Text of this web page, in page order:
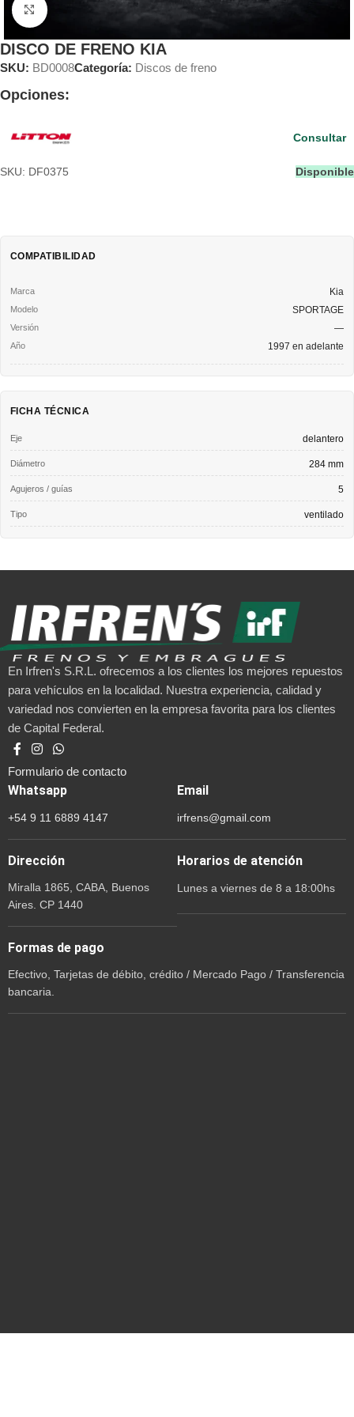
Clic para ampliar
DISCO DE FRENO KIA
SKU: BD0008Categoría: Discos de freno
Opciones:
SKU: DF0375 Disponible
Consultar
COMPATIBILIDAD
Kia
SPORTAGE
—
1997 en adelante
FICHA TÉCNICA
Eje delantero
Diámetro 284 mm
Agujeros / guías 5
Tipo ventilado
En Irfren's S.R.L. ofrecemos a los clientes los mejores repuestos
para vehículos en la localidad. Nuestra experiencia, calidad y
variedad nos convierten en la empresa favorita para los clientes
de Capital Federal.
Formulario de contacto
Whatsapp
+54 9 11 6889 4147
Email
irfrens@gmail.com
Dirección
Miralla 1865, CABA, Buenos
Aires. CP 1440
Horarios de atención
Lunes a viernes de 8 a 18:00hs
Formas de pago
Efectivo, Tarjetas de débito, crédito / Mercado Pago / Transferencia
bancaria.